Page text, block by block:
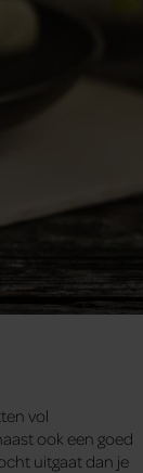
vol
ook een goed
uitgaat dan je